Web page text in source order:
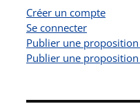
Créer un compte
Se connecter
Publier une
Publier une